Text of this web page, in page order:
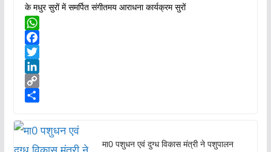
के मधुर सुरों में समर्पित संगीतमय आराधना कार्यक्रम सुरों
W
h
a
t
s
p
F
a
c
e
o
T
w
i
e
L
i
e
C
y
a
मा0 पशुधन एवं दुग्ध विकास मंत्री ने पशुपालन